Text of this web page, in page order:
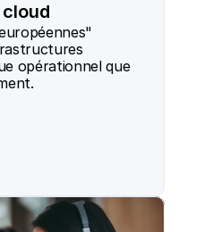
opérationnel que